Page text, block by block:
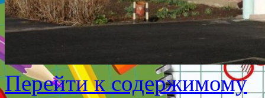
Перейти к содержимому